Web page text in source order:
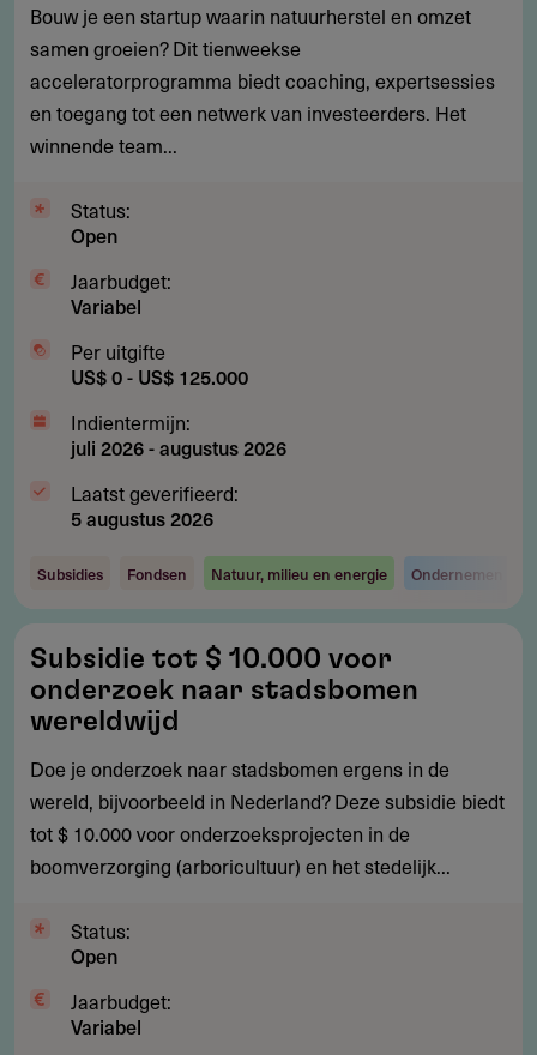
voor
startups
in
natuur
en
Bouw je een startup waarin natuurherstel en omzet
samen groeien? Dit tienweekse
acceleratorprogramma biedt coaching, expertsessies
en toegang tot een netwerk van investeerders. Het
winnende team...
Status:
Open
Jaarbudget:
Variabel
Per uitgifte
US$ 0 - US$ 125.000
Indientermijn:
juli 2026-augustus 2026
Laatst geverifieerd:
5 augustus 2026
Subsidies Fondsen Natuur, milieu en energie Ondernemen en
tot
$
10.000
voor
onderzoek
naar
stadsbomen
Subsidie tot $ 10.000 voor
onderzoek naar stadsbomen
wereldwijd
Doe je onderzoek naar stadsbomen ergens in de
wereld, bijvoorbeeld in Nederland? Deze subsidie biedt
tot $ 10.000 voor onderzoeksprojecten in de
boomverzorging (arboricultuur) en het stedelijk...
Status:
Open
Jaarbudget:
Variabel